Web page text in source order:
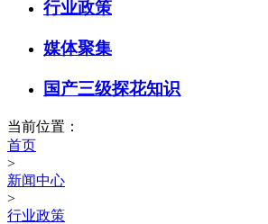
行业政策
媒体聚集
国产三级探花知识
当前位置：
首页
>
新闻中心
>
行业政策